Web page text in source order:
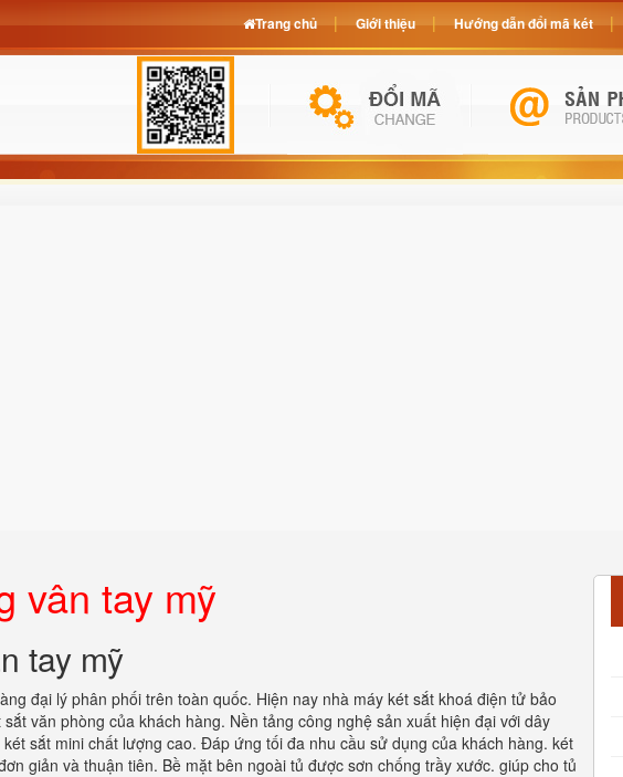
vân tay mỹ
tay mỹ
đại lý phân phối trên toàn quốc. Hiện nay nhà máy két sắt khoá điện tử bảo
văn phòng của khách hàng. Nền tảng công nghệ sản xuất hiện đại với dây
sắt mini chất lượng cao. Đáp ứng tối đa nhu cầu sử dụng của khách hàng. két
giản và thuận tiên. Bề mặt bên ngoài tủ được sơn chống trầy xước. giúp cho tủ
Trang chủ Giới thiệu Hướng dẫn đổi mã két